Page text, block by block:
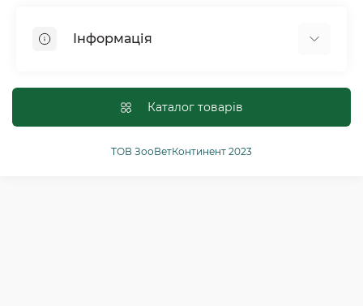
Птахи
Рептилії
Сільськогосподарські тварини та птахи
Інформація
Оплата і доставка
Політика конфіденційності
Публічна угода
Каталог товарів
ТОВ ЗооВетКонтинент 2023